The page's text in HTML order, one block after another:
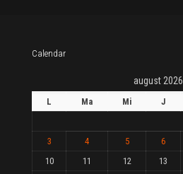
Calendar
august 2026
L Ma Mi J
3
4 5 6
10
11 12 13